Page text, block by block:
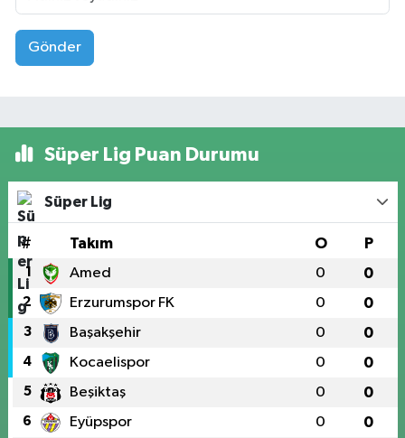
Gönder
Süper Lig Puan Durumu
Süper Lig
# Takım O P
1 Amed 0 0
2 Erzurumspor FK 0 0
3 Başakşehir 0 0
4 Kocaelispor 0 0
5 Beşiktaş 0 0
6 Eyüpspor 0 0